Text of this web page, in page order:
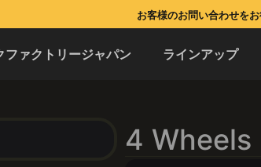
お客様のお問い合わせ
ファクトリージャパン ラインアップ
4 Wheels